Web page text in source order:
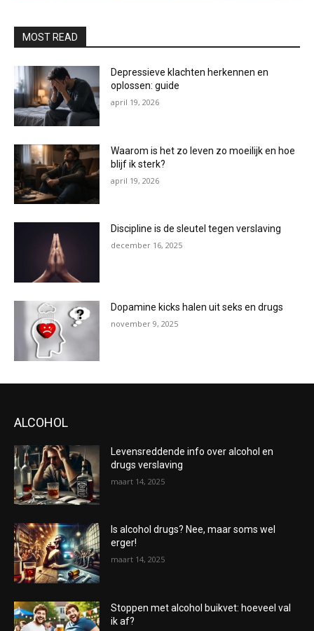
MOST READ
Depressieve klachten herkennen en
oplossen: guide
april 19, 2026
Waarom is het zo leven zo moeilijk en hoe
blijf ik sterk?
april 19, 2026
Discipline is de sleutel tegen verslaving
december 16, 2025
Dopamine kicks halen uit seks en drugs
november 9, 2025
ALCOHOL
Levensreddende info over alcohol en
drugs verslaving
maart 14, 2025
Is alcohol drugs? Nee, maar soms wel
erger!
maart 14, 2025
Stoppen met alcohol buikvet: hoeveel val
ik af?